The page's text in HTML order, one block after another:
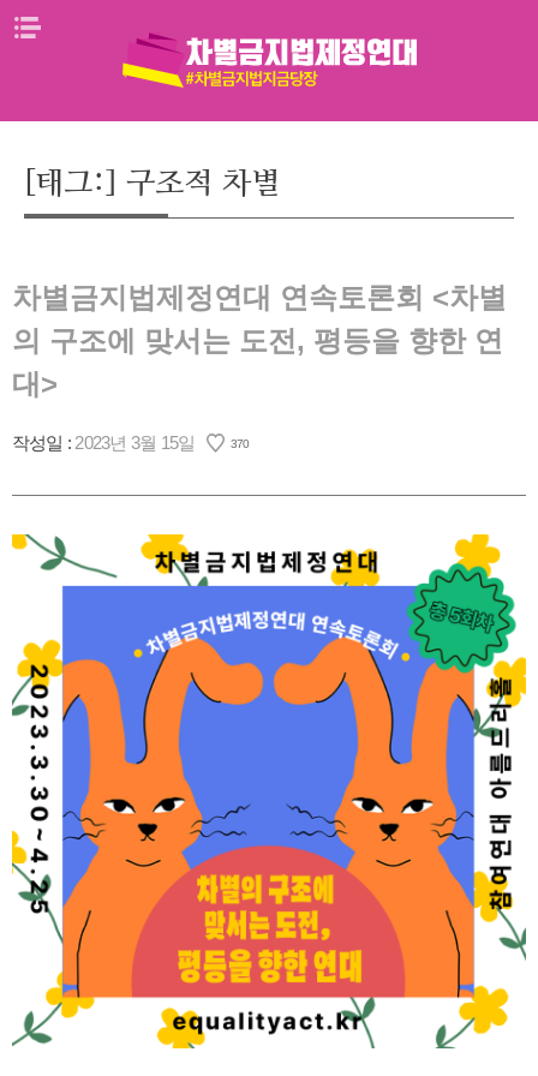
Skip
[태그:] 구조적 차별
차별금지법제정연대 연속토론회 <차별
의 구조에 맞서는 도전, 평등을 향한 연
대>
작성일 : 2023년 3월 15일 370